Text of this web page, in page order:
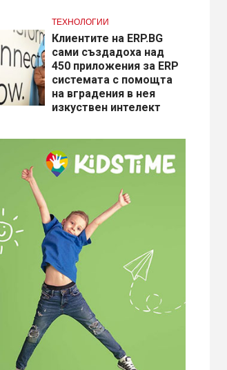
ТЕХНОЛОГИИ
Клиентите на ERP.BG
сами създадоха над
450 приложения за ERP
системата с помощта
на вградения в нея
изкуствен интелект